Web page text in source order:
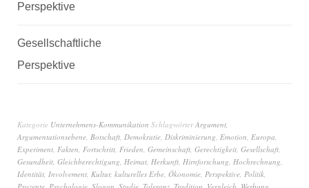
Perspektive
Gesellschaftliche
Perspektive
Kategorie Unternehmens-Kommunikation SchlagwörterArgument,
Argumentationsebene, Botschaft, Demokratie, Diskriminierung, Emotion, Europa,
Experiment, Fakten, Fortschritt, Frieden, Gemeinschaft, Gerechtigkeit, Gesellschaft,
Gesundheit, Gleichberechtigung, Heimat, Herkunft, Hirnforschung, Hochrechnung,
Identität, Involvement, Kultur, kulturelles Erbe, Ökonomie, Perspektive, Politik,